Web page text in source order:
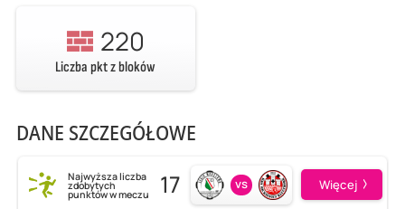
220
Liczba pkt z bloków
DANE SZCZEGÓŁOWE
Najwyższa liczba
zdobytych
punktów w meczu 17 vs Więcej